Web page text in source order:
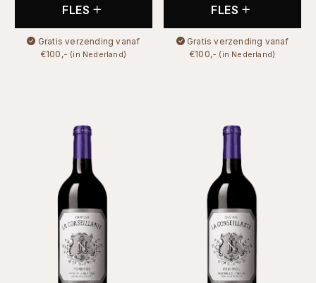
FLES
Gratis verzending vanaf
€100,- (in Nederland)
FLES
Gratis verzending vanaf
€100,- (in Nederland)